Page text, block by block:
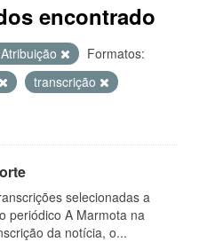
encontrado
Formatos:
transcrição
selecionadas a
periódico A Marmota na
da notícia, o...